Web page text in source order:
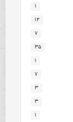
۱
۱۲
۷
۳۵
۱
۷
۳
۳
۱